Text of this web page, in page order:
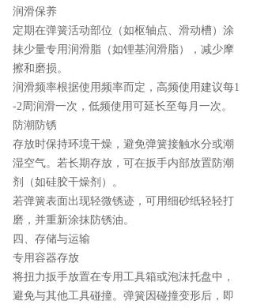
润滑保养
定期在弹簧活动部位（如枢轴点、滑动槽）涂
抹少量专用润滑脂（如锂基润滑脂），减少摩
擦和磨损。
润滑频率根据使用频率而定，高频使用建议每1
-2周润滑一次，低频使用可延长至每月一次。
防潮防锈
存放时保持环境干燥，避免弹簧接触水分或潮
湿空气。若长期存放，可在扳手内部放置防潮
剂（如硅胶干燥剂）。
若弹簧表面出现轻微锈迹，可用细砂纸轻轻打
磨，并重新涂抹防锈油。
四、存储与运输
专用容器存放
将扭力扳手放置在专用工具箱或泡沫托盘中，
避免与其他工具碰撞。弹簧因碰撞变形后，即